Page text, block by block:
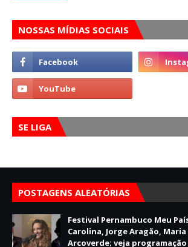
NOSSAS MÍDIAS SOCIAIS
SE LIGA
POSTAGENS ALEATÓRIAS
Festival Pernambuco Meu
Carolina, Jorge Aragão, Maria
Arcoverde; veja programação